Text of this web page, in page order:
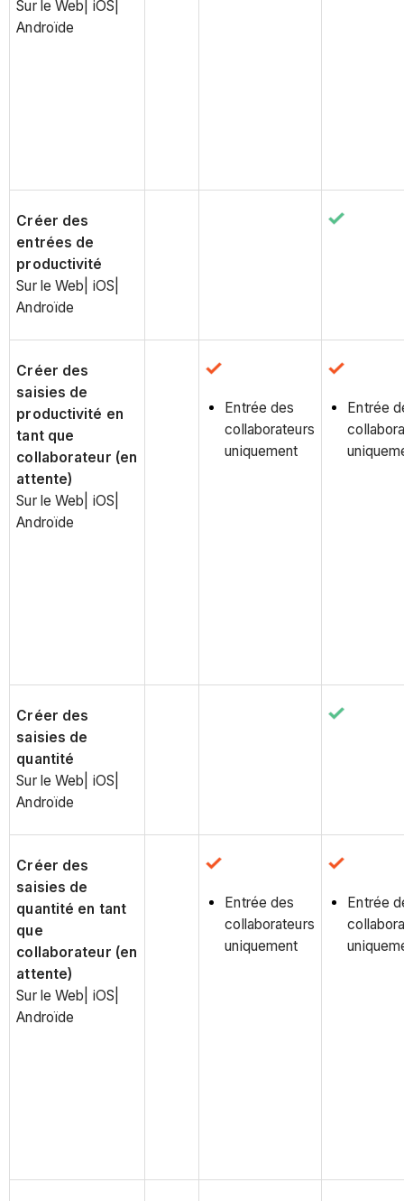
Sur le Web| iOS|
Androïde
Créer des
entrées de
productivité
Sur le Web| iOS|
Androïde
Créer des
saisies de
productivité en
tant que
collaborateur (en
attente)
Sur le Web| iOS|
Androïde
Entrée des
collaborateurs
uniquement
Entrée
Créer des
saisies de
quantité
Sur le Web| iOS|
Androïde
Créer des
saisies de
quantité en tant
que
collaborateur (en
attente)
Sur le Web| iOS|
Androïde
Entrée des
collaborateurs
uniquement
Entrée